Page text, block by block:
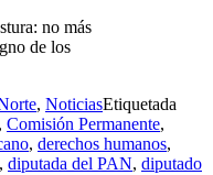
no más
de los
, NoticiasEtiquetada
, Comisión Permanente,
, derechos humanos,
, diputada del PAN, diputado